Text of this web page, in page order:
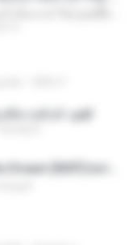
พี่ชายทั้งห้า.pdf